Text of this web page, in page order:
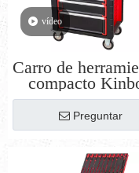
vídeo
Carro de
compacto
para el hogar |
Organizador con
ruedas liviano
personalizable
Preguntar